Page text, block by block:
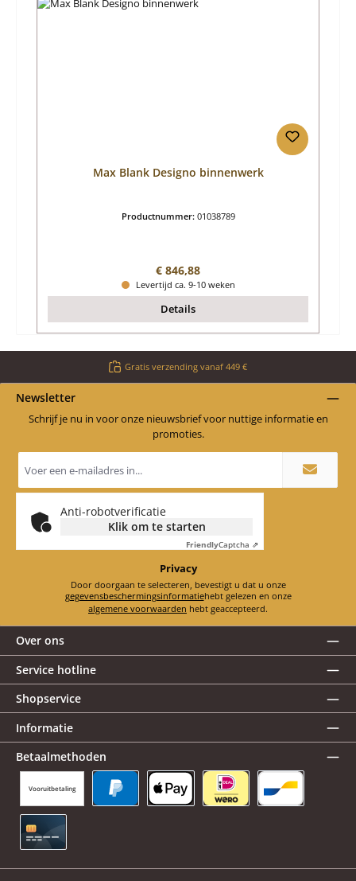
Max Blank Designo binnenwerk
Productnummer: 01038789
Normale prijs:
€ 846,88
Levertijd ca. 9-10 weken
Details
Gratis verzending vanaf 449 €
Newsletter
Schrijf je nu in voor onze nieuwsbrief voor nuttige informatie en
promoties.
mailadres
*
Anti-robotverificatie
Klik om te starten
FriendlyCaptcha ⇗
Privacy
Door doorgaan te selecteren, bevestigt u dat u onze
gegevensbeschermingsinformatie
hebt gelezen en onze
algemene voorwaarden hebt geaccepteerd.
Over ons
Service hotline
Shopservice
Informatie
Betaalmethoden
Vooruitbetaling